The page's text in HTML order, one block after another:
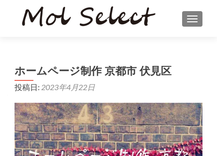
ナビゲ
ホームページ制作 京都市 伏見区
投稿日: 2023年4月22日